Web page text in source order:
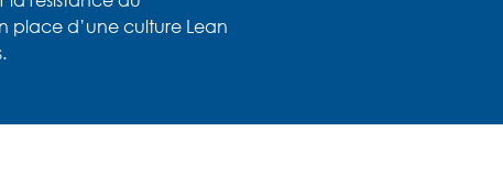
place d’une culture Lean